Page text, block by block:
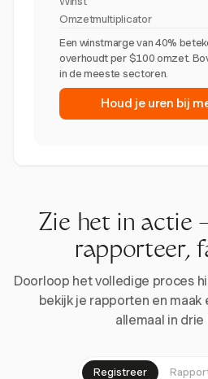
Omzetmultiplicator
Een winstmarge van 40%
overhoudt per $100 omzet.
in de meeste sectoren.
Houd je uren bij
Zie het in actie
rapporteer,
Doorloop het volledige proces
bekijk je rapporten en
allemaal in drie
Registreer